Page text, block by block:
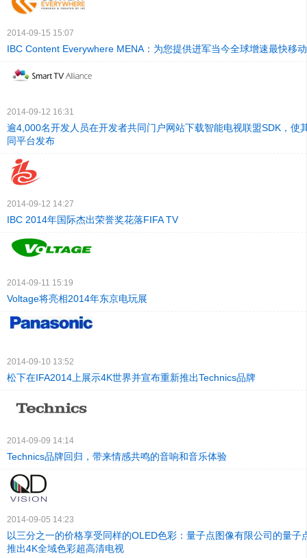
2014-09-15 15:07
IBC Content Everywhere MENA：为您提供进军当今全球增速最快移
2014-09-12 16:31
逾4,000名开发人员在开发者共同门户网站下载智能电视联盟SDK，使
同平台发布
2014-09-12 14:27
IBC 2014年国际杰出荣誉奖花落FIFA TV
2014-09-11 15:19
Voltage将亮相2014年东京电玩展
2014-09-10 13:52
松下在IFA2014上展示4K世界并宣布重新推出Technics品牌
2014-09-09 14:14
Technics品牌回归，带来情感共鸣的音响和音乐体验
2014-09-05 14:23
以三分之一的价格享受同样的OLED色彩：量子点图像有限公司的量子
推出4K全域色彩超高清电视